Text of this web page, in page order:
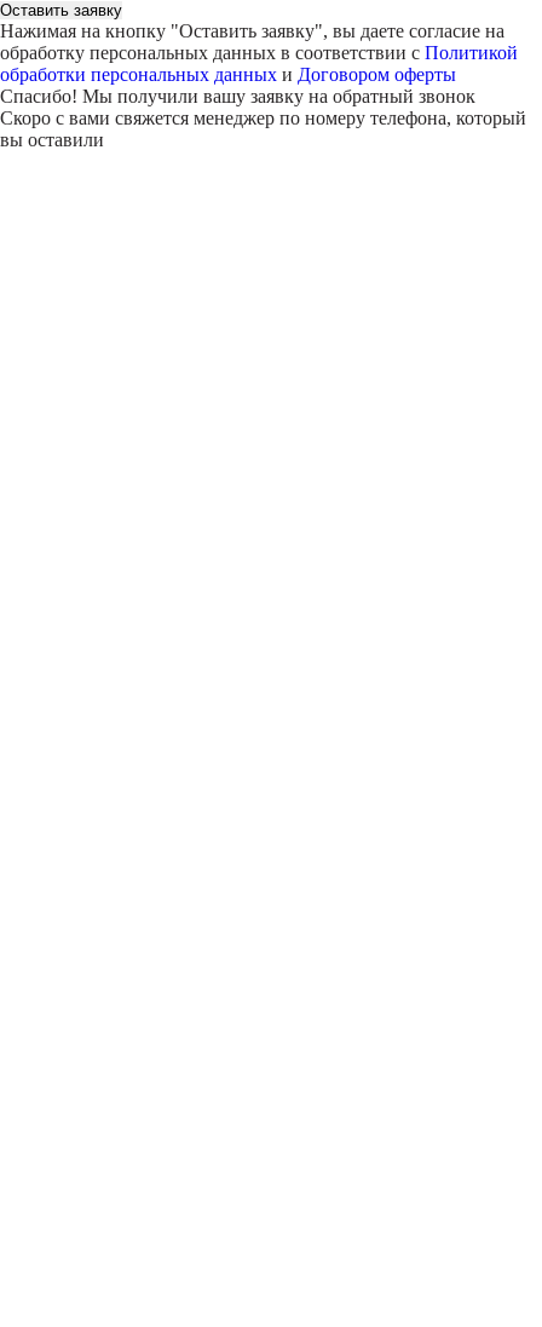
Оставить заявку
Нажимая на кнопку "Оставить заявку", вы даете согласие на
обработку персональных данных в соответствии с Политикой
обработки персональных данных и Договором оферты
Спасибо! Мы получили вашу заявку на обратный звонок
Скоро с вами свяжется менеджер по номеру телефона, который
вы оставили